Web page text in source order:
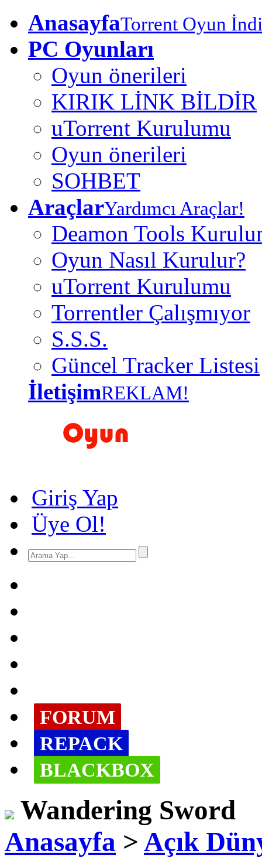
AnasayfaTorrent Oyun
PC Oyunları
Oyun önerileri
KIRIK LİNK BİLDİR
uTorrent Kurulumu
Oyun önerileri
SOHBET
AraçlarYardımcı Araçlar!
Deamon Tools
Oyun Nasıl Kurulur?
uTorrent Kurulumu
Torrentler Çalışmıyor
S.S.S.
Güncel Tracker Listesi
İletişimREKLAM!
Giriş Yap
Üye Ol!
FORUM
REPACK
BLACKBOX
Wandering Sword
Anasayfa > Açık